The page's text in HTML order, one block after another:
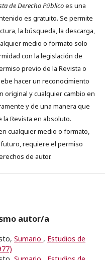
de Derecho Públicoes una
es gratuito. Se permite
la búsqueda, la descarga,
medio o formato solo
con la legislación de
previo de la Revista o
hacer un reconocimiento
original y cualquier cambio en
y de una manera que
Revista en absoluto.
cualquier medio o formato,
requiere el permiso
de autor.
autor/a
Sumario , Estudios de